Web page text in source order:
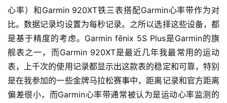
心率）和Garmin 920XT铁三表搭配Garmin心率带作为对
比。数据记录均设置为每秒记录。之所以选择这些设备，都
是基于精度的考虑。Garmin fēnix 5S Plus是Garmin的旗
舰表之一，而Garmin 920XT是最近几年我最常用的运动
表，上千次的使用记录都显示出这款表的稳定和可靠，特别
是在我参加的一些金牌马拉松赛事中，距离记录和官方距离
偏差很小，而Garmin心率带通常被认为是运动心率监测的